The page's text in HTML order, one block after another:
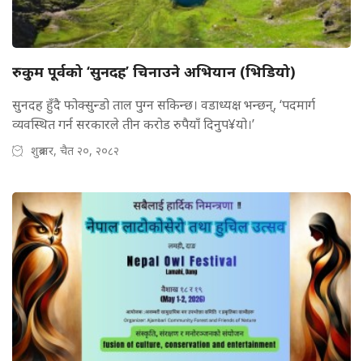
रुकुम पूर्वको ‘सुनदह’ चिनाउने अभियान (भिडियो)
सुनदह हुँदै फोक्सुन्डो ताल पुग्न सकिन्छ। वडाध्यक्ष भन्छन्, ‘पदमार्ग
व्यवस्थित गर्न सरकारले तीन करोड रुपैयाँ दिनुप¥यो।’
शुक्रबार, चैत २०, २०८२